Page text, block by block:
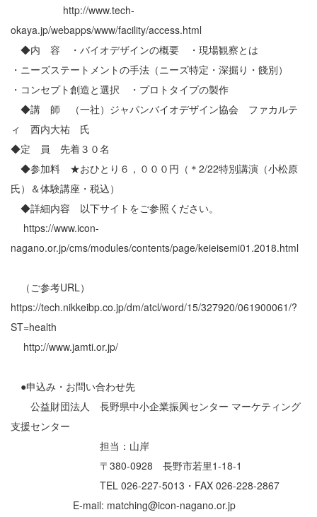
http://www.tech-
okaya.jp/webapps/www/facility/access.html
◆内 容 ・バイオデザインの概要 ・現場観察とは
・ニーズステートメントの手法（ニーズ特定・深掘り・餞別）
・コンセプト創造と選択 ・プロトタイプの製作
◆講 師 （一社）ジャパンバイオデザイン協会 ファカルテ
ィ 西内大祐 氏
◆定 員 先着３０名
◆参加料 ★おひとり６，０００円（＊2/22特別講演（小松原
氏）＆体験講座・税込）
◆詳細内容 以下サイトをご参照ください。
https://www.icon-
nagano.or.jp/cms/modules/contents/page/keieisemi01.2018.html
（ご参考URL）
https://tech.nikkeibp.co.jp/dm/atcl/word/15/327920/061900061/?
ST=health
http://www.jamti.or.jp/
●申込み・お問い合わせ先
公益財団法人 長野県中小企業振興センター マーケティング
支援センター
担当：山岸
〒380-0928 長野市若里1-18-1
TEL 026-227-5013・FAX 026-228-2867
E-mail: matching@icon-nagano.or.jp